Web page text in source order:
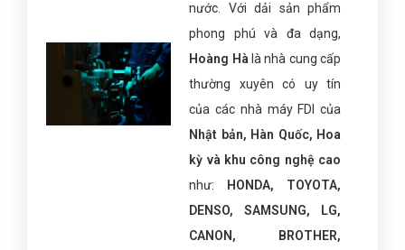
nước. Với dải sản phẩm
phong phú và đa dạng,
Hoàng Hà là nhà cung cấp
thường xuyên có uy tín
của các nhà máy FDI của
Nhật bản, Hàn Quốc, Hoa
kỳ và khu công nghệ cao
như:
HONDA, TOYOTA,
DENSO, SAMSUNG, LG,
CANON, BROTHER,